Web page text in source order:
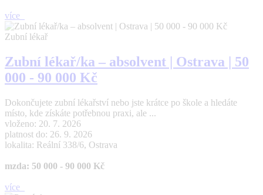
více
Zubní lékař
Zubní lékař/ka – absolvent | Ostrava | 50
000 - 90 000 Kč
Dokončujete zubní lékařství nebo jste krátce po škole a hledáte
místo, kde získáte potřebnou praxi, ale ...
vloženo: 20. 7. 2026
platnost do: 26. 9. 2026
lokalita: Reální 338/6, Ostrava
mzda: 50 000 - 90 000 Kč
více